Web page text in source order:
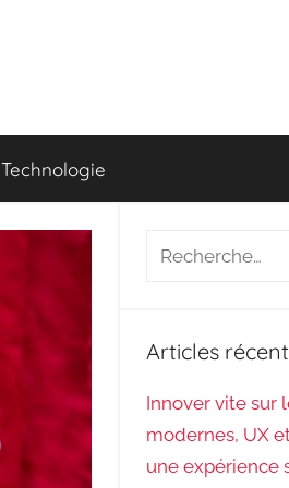
Technologie
Recherche
Articles
Innover vite sur
modernes, UX
une expérience